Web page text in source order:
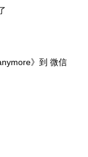
》到 微信